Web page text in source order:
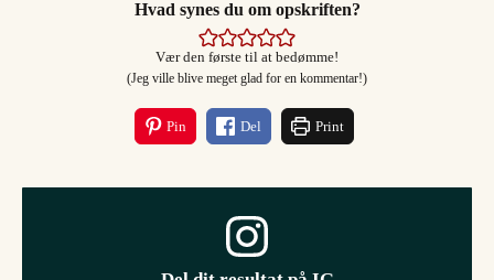
Hvad synes du om opskriften?
Vær den første til at bedømme!
(Jeg ville blive meget glad for en kommentar!)
Pin Del Print